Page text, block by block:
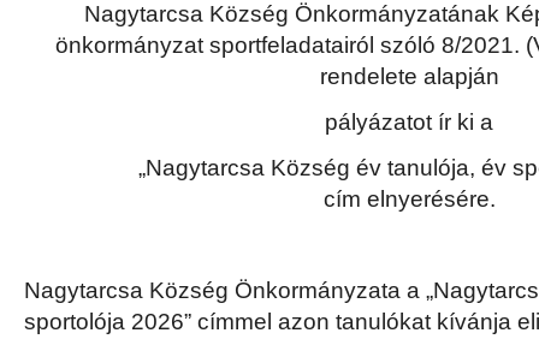
Nagytarcsa Község Önkormányzatának
önkormányzat sportfeladatairól szóló 8/2021.
rendelete alapján
pályázatot ír ki a
„Nagytarcsa Község év tanulója, év
cím elnyerésére.
Nagytarcsa Község Önkormányzata a
sportolója 2026” címmel azon tanulókat kívánja